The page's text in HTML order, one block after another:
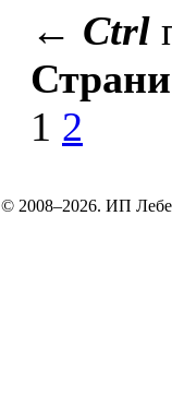
← Ctrl
1 2
© 2008–2026. ИП